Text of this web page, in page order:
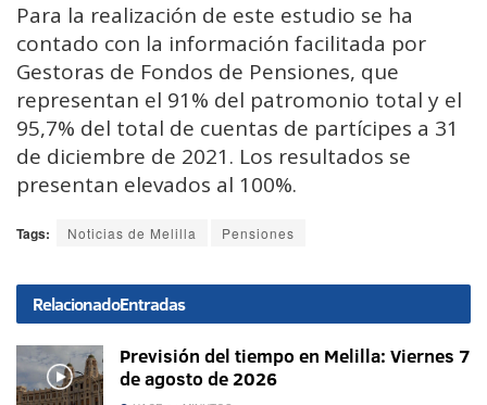
Para la realización de este estudio se ha
contado con la información facilitada por
Gestoras de Fondos de Pensiones, que
representan el 91% del patromonio total y el
95,7% del total de cuentas de partícipes a 31
de diciembre de 2021. Los resultados se
presentan elevados al 100%.
Tags: Noticias de Melilla Pensiones
RelacionadoEntradas
Previsión del tiempo en Melilla: Viernes 7
de agosto de 2026